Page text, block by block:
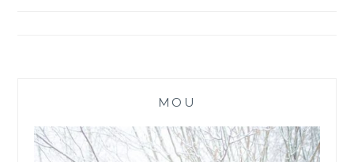
MOU